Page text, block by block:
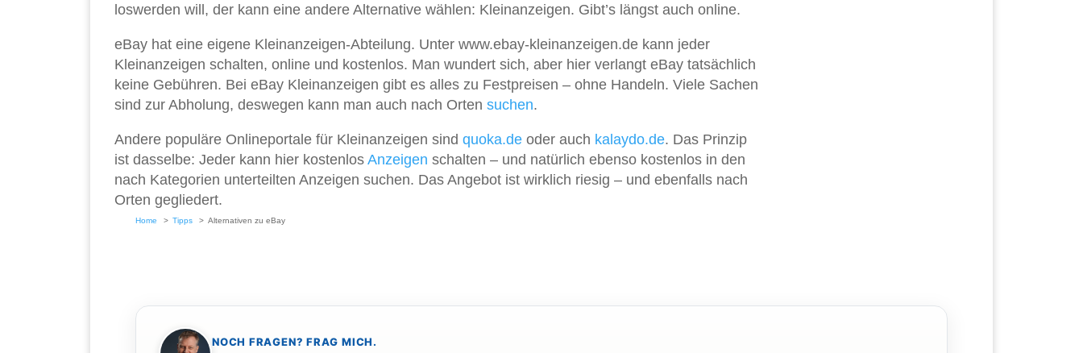
loswerden will, der kann eine andere Alternative wählen: Kleinanzeigen. Gibt’s längst auch online.
eBay hat eine eigene Kleinanzeigen-Abteilung. Unter www.ebay-kleinanzeigen.de kann jeder
Kleinanzeigen schalten, online und kostenlos. Man wundert sich, aber hier verlangt eBay tatsächlich
keine Gebühren. Bei eBay Kleinanzeigen gibt es alles zu Festpreisen – ohne Handeln. Viele Sachen
sind zur Abholung, deswegen kann man auch nach Orten suchen.
Andere populäre Onlineportale für Kleinanzeigen sind quoka.de oder auch kalaydo.de. Das Prinzip
ist dasselbe: Jeder kann hier kostenlos Anzeigen schalten – und natürlich ebenso kostenlos in den
nach Kategorien unterteilten Anzeigen suchen. Das Angebot ist wirklich riesig – und ebenfalls nach
Orten gegliedert.
Home Tipps Alternativen zu eBay
NOCH FRAGEN? FRAG MICH.